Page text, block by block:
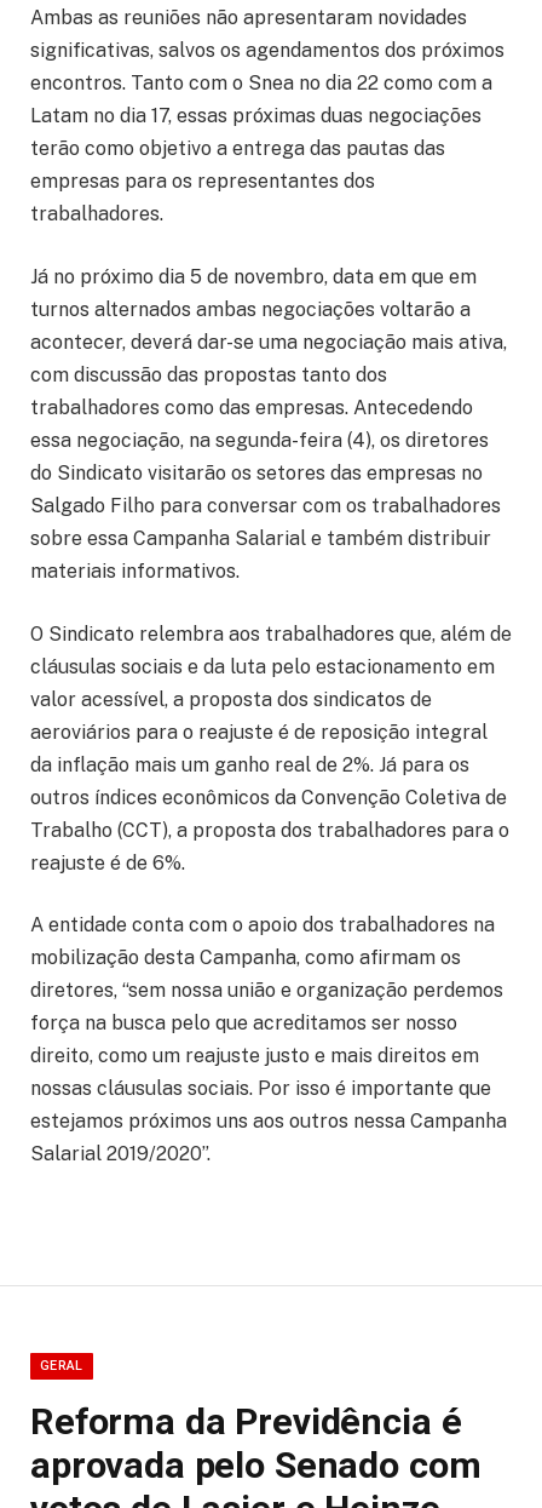
Ambas as reuniões não apresentaram novidades
significativas, salvos os agendamentos dos próximos
encontros. Tanto com o Snea no dia 22 como com a
Latam no dia 17, essas próximas duas negociações
terão como objetivo a entrega das pautas das
empresas para os representantes dos
trabalhadores.
Já no próximo dia 5 de novembro, data em que em
turnos alternados ambas negociações voltarão a
acontecer, deverá dar-se uma negociação mais ativa,
com discussão das propostas tanto dos
trabalhadores como das empresas. Antecedendo
essa negociação, na segunda-feira (4), os diretores
do Sindicato visitarão os setores das empresas no
Salgado Filho para conversar com os trabalhadores
sobre essa Campanha Salarial e também distribuir
materiais informativos.
O Sindicato relembra aos trabalhadores que, além de
cláusulas sociais e da luta pelo estacionamento em
valor acessível, a proposta dos sindicatos de
aeroviários para o reajuste é de reposição integral
da inflação mais um ganho real de 2%. Já para os
outros índices econômicos da Convenção Coletiva de
Trabalho (CCT), a proposta dos trabalhadores para o
reajuste é de 6%.
A entidade conta com o apoio dos trabalhadores na
mobilização desta Campanha, como afirmam os
diretores, “sem nossa união e organização perdemos
força na busca pelo que acreditamos ser nosso
direito, como um reajuste justo e mais direitos em
nossas cláusulas sociais. Por isso é importante que
estejamos próximos uns aos outros nessa Campanha
Salarial 2019/2020”.
GERAL
Reforma da Previdência é
aprovada pelo Senado com